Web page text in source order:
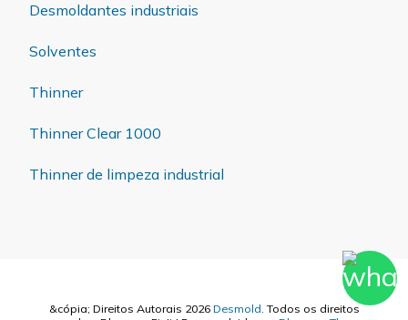
Desmoldantes industriais
Solventes
Thinner
Thinner Clear 1000
Thinner de limpeza industrial
&cópia; Direitos Autorais 2026Desmold. Todos os direitos